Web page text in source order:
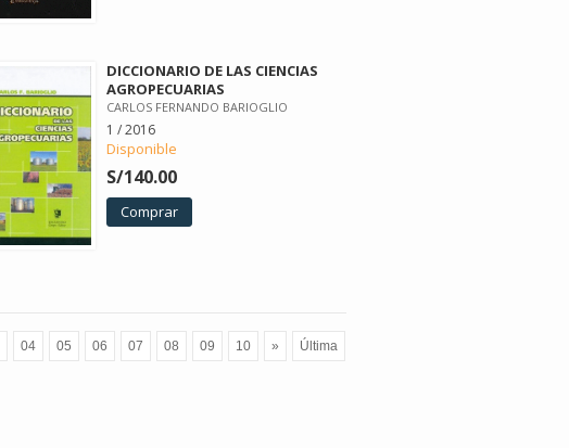
DICCIONARIO DE LAS CIENCIAS
AGROPECUARIAS
CARLOS FERNANDO BARIOGLIO
1 / 2016
Disponible
S/140.00
Comprar
04 05 06 07 08 09 10 » Última